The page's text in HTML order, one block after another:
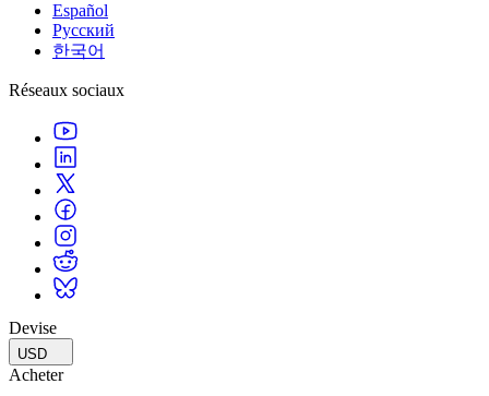
Español
Русский
한국어
Réseaux sociaux
Devise
USD
Acheter